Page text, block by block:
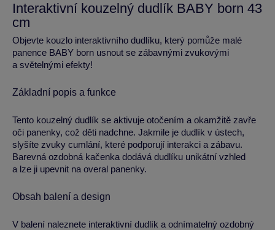
Interaktivní kouzelný dudlík BABY born 43
cm
Objevte kouzlo interaktivního dudlíku, který pomůže malé
panence BABY born usnout se zábavnými zvukovými
a světelnými efekty!
Základní popis a funkce
Tento kouzelný dudlík se aktivuje otočením a okamžitě zavře
oči panenky, což děti nadchne. Jakmile je dudlík v ústech,
slyšíte zvuky cumlání, které podporují interakci a zábavu.
Barevná ozdobná kačenka dodává dudlíku unikátní vzhled
a lze ji upevnit na overal panenky.
Obsah balení a design
V balení naleznete interaktivní dudlík a odnímatelný ozdobný